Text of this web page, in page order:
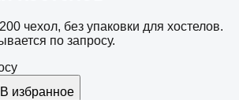
чехол, без упаковки для хостелов.
по запросу.
В избранное